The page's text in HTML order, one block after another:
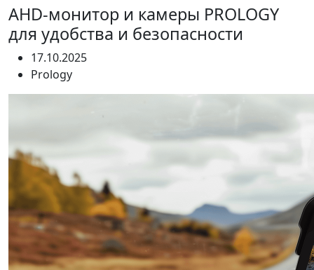
AHD-монитор и камеры PROLOGY
для удобства и безопасности
17.10.2025
Prology